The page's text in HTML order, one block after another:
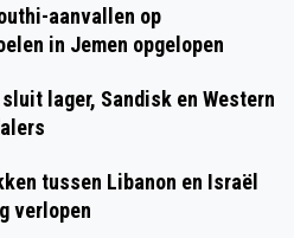
aanvallen op
in Jemen opgelopen
lager, Sandisk en Western
tussen Libanon en Israël
verlopen